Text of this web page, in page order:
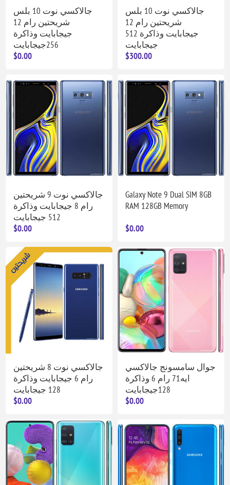
جالاكسي نوت 10 بلس
شريحتين رام 12
جيجابايت وذاكرة
256جيجابايت
$0.00
جالاكسي نوت 10 بلس
شريحتين رام 12
جيجابايت وذاكرة 512
جيجابايت
$300.00
جالاكسي نوت 9 شريحتين
رام 8 جيجابايت وذاكرة
512 جيجابايت
$0.00
Galaxy Note 9 Dual SIM 8GB
RAM 128GB Memory
$0.00
جالاكسي نوت 8 شريحتين
رام 6 جيجابايت وذاكرة
128 جيجابايت
$0.00
جوال سامسونج جالاكسي
ايه71 رام 6 وذاكرة
128جيجابايت
$0.00